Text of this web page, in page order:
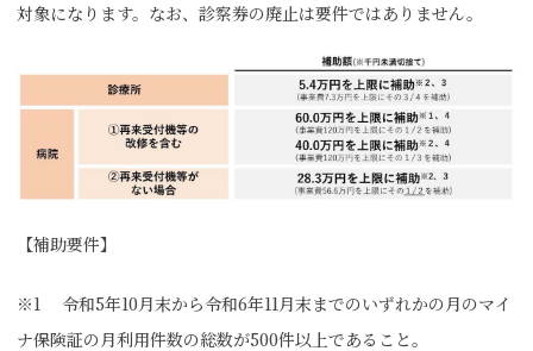
対象になります。なお、診察券の廃止は要件ではありません。
【補助要件】
※1 令和5年10月末から令和6年11月末までのいずれかの月のマイ
ナ保険証の月利用件数の総数が500件以上であること。